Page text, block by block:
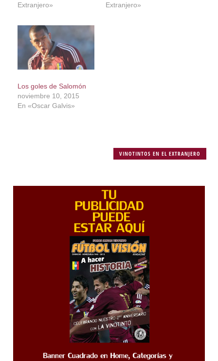
Extranjero»
Extranjero»
Los goles de Salomón
noviembre 10, 2015
En «Oscar Galvis»
VINOTINTOS EN EL EXTRANJERO